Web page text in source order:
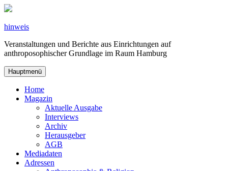
Zum
springen
hinweis
Veranstaltungen und Berichte aus Einrichtungen auf
anthroposophischer Grundlage im Raum Hamburg
Hauptmenü
Home
Magazin
Aktuelle Ausgabe
Interviews
Archiv
Herausgeber
AGB
Mediadaten
Adressen